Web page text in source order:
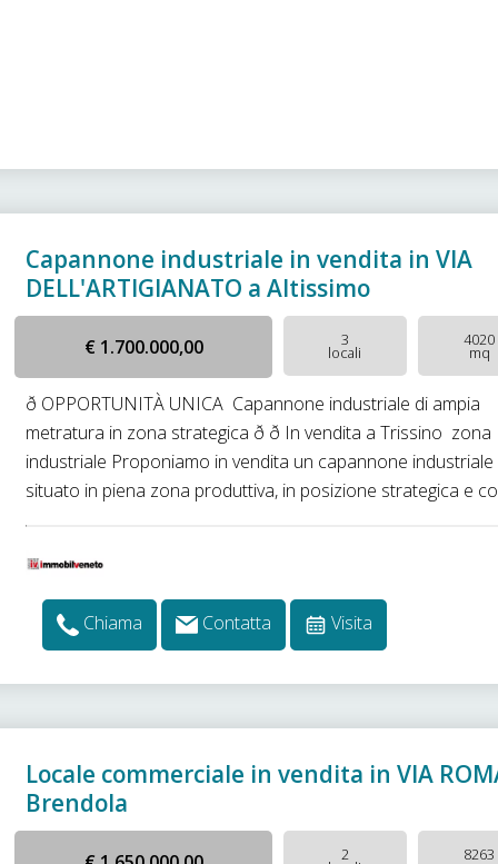
Capannone industriale in vendita in VIA
DELL'ARTIGIANATO a Altissimo
€ 1.700.000,00 3
locali
4020
mq
ð­ OPPORTUNITÀ UNICA  Capannone industriale di ampia
metratura in zona strategica ð ð In vendita a Trissino  zona
industriale Proponiamo in vendita un capannone industriale
situato in piena zona produttiva, in posizione strategica e
Chiama Contatta Visita
Locale commerciale in vendita in VIA
Brendola
2 8263